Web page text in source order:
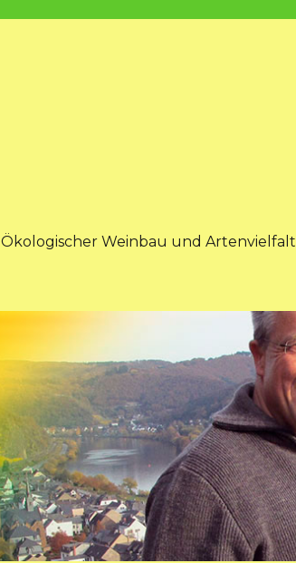
Ökologischer Weinbau und Artenvielfalt